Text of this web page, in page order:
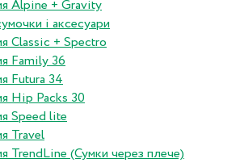
Alpine + Gravity
і аксесуари
Classic + Spectro
Family 36
Futura 34
Hip Packs 30
Speed lite
Travel
TrendLine (Сумки через плече)